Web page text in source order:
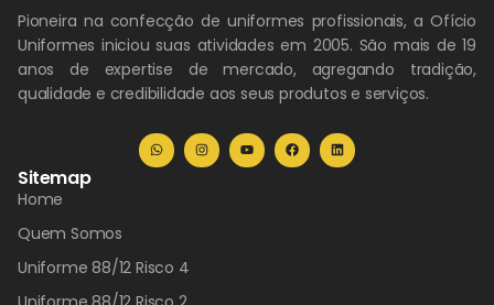
Pioneira na confecção de uniformes profissionais, a Ofício
Uniformes iniciou suas atividades em 2005. São mais de 19
anos de expertise de mercado, agregando tradição,
qualidade e credibilidade aos seus produtos e serviços.
Sitemap
Home
Quem Somos
Uniforme 88/12 Risco 4